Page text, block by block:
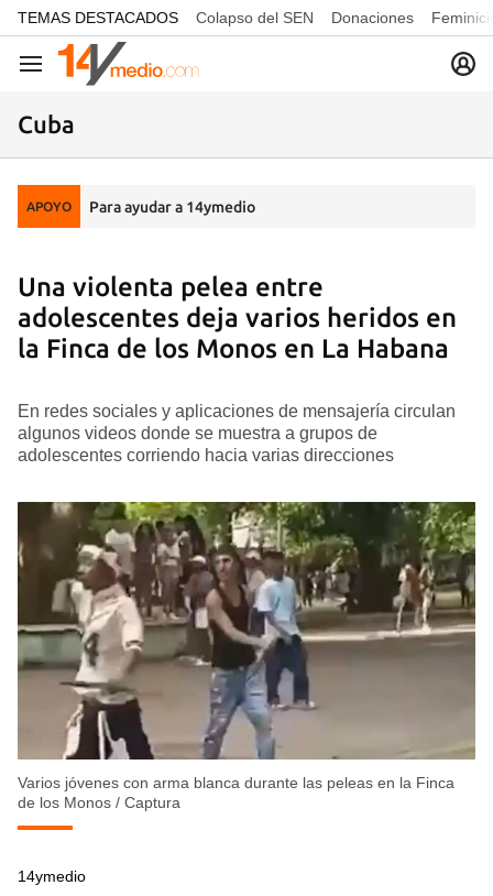
common.go-to-content
TEMAS DESTACADOS Colapso del SEN Donaciones
Navegación
Cuba
APOYO Para ayudar a 14ymedio
Una violenta pelea entre
adolescentes deja varios heridos en
la Finca de los Monos en La Habana
En redes sociales y aplicaciones de mensajería circulan
algunos videos donde se muestra a grupos de
adolescentes corriendo hacia varias direcciones
Varios jóvenes con arma blanca durante las peleas en la Finca
de los Monos / Captura
14ymedio